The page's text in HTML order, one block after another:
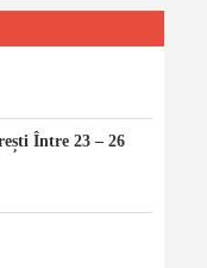
Între 23 – 26